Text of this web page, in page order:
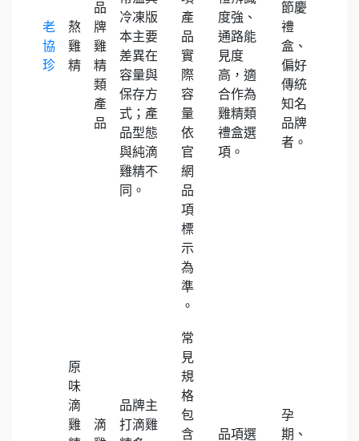
老
協
珍
熬
雞
精
品
牌
雞
精
類
產
品
冷凍版
本主要
差異在
容量與
保存方
式；產
品型態
與純滴
雞精不
同。
產
品
實
際
容
量
依
官
網
品
項
標
示
為
準
。
度強、
通路能
見度
高，適
合作為
雞精類
禮盒選
項。
節慶
禮
盒、
偏好
傳統
知名
品牌
者。
原
味
滴
雞
滴
品牌主
打滴雞
常
見
規
格
包
含
品項選
孕
期、